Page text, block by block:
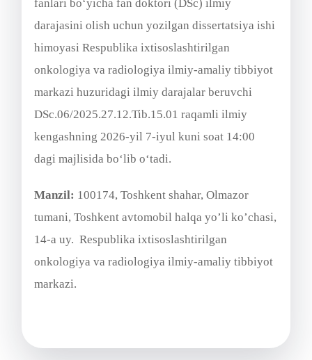
fanlari bo‘yicha fan doktori (DSc) ilmiy
darajasini olish uchun yozilgan dissertatsiya ishi
himoyasi Respublika ixtisoslashtirilgan
onkologiya va radiologiya ilmiy-amaliy tibbiyot
markazi huzuridagi ilmiy darajalar beruvchi
DSc.06/2025.27.12.Tib.15.01 raqamli ilmiy
kengashning 2026-yil 7-iyul kuni soat 14:00
dagi majlisida bo‘lib o‘tadi.
Manzil: 100174, Toshkent shahar, Olmazor
tumani, Toshkent avtomobil halqa yoʼli ko’chasi,
14-a uy. Respublika ixtisoslashtirilgan
onkologiya va radiologiya ilmiy-amaliy tibbiyot
markazi.